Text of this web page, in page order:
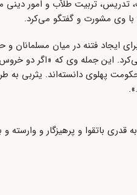
جماعت، تدریس، تربیت طلاّب و امور
با وی مشورت و گفتگو می‌کرد.
ایجاد فتنه در میان مسلمانان
این جمله وی که «اگر دو خروس
پهلوی دانسته‌اند. یثربی به
باتقوا و پرهیزگار و وارسته